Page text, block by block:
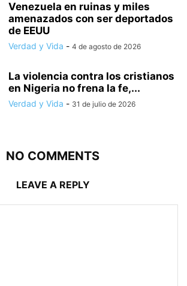
Venezuela en ruinas y miles
amenazados con ser deportados
de EEUU
Verdad y Vida - 4 de agosto de 2026
La violencia contra los cristianos
en Nigeria no frena la fe,...
Verdad y Vida - 31 de julio de 2026
NO COMMENTS
LEAVE A REPLY